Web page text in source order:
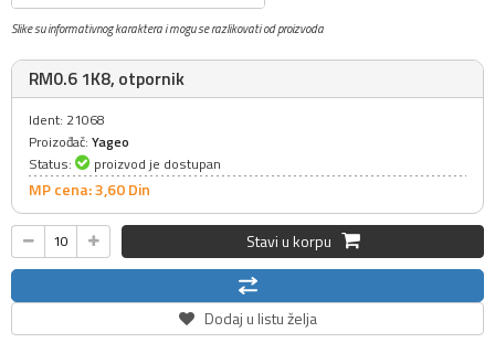
Slike su informativnog karaktera i mogu se razlikovati od proizvoda
RM0.6 1K8, otpornik
Ident: 21068
Proizođač: Yageo
Status:
proizvod je dostupan
MP cena: 3,60Din
Stavi u korpu
Dodaj u listu želja